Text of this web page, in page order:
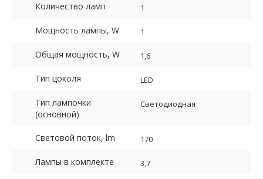
Количество ламп 1
Мощность лампы, W 1
Общая мощность, W 1,6
Тип цоколя LED
Тип лампочки
(основной)
Светодиодная
Световой поток, lm 170
Лампы в комплекте 3,7